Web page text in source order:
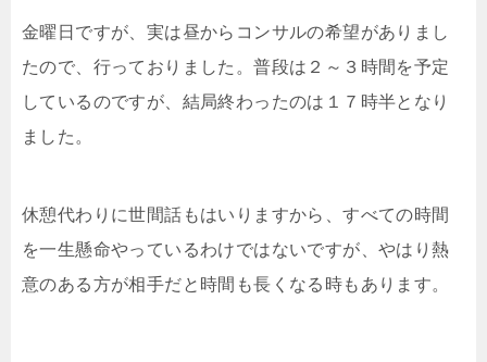
金曜日ですが、実は昼からコンサルの希望がありまし
たので、行っておりました。普段は２～３時間を予定
しているのですが、結局終わったのは１７時半となり
ました。
休憩代わりに世間話もはいりますから、すべての時間
を一生懸命やっているわけではないですが、やはり熱
意のある方が相手だと時間も長くなる時もあります。